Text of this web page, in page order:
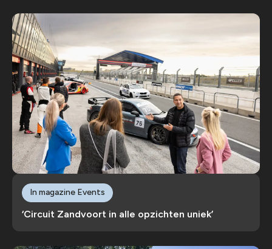
‘Circuit Zandvoort in alle opzichten uniek’
In magazine Events